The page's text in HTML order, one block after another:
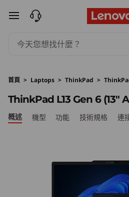
T
n
k
P
跳至主要內容
首頁 > Laptops > ThinkPad >
ThinkPad L13 Gen 6 (13″
概述 機型 功能 技術規格 連